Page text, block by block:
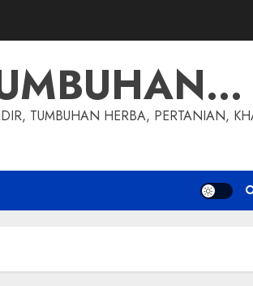
TUMBUHAN HERBA, PERTANIAN,